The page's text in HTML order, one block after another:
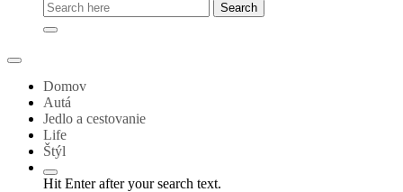
Domov
Autá
Jedlo a cestovanie
Life
Štýl
Hit Enter after your search text.